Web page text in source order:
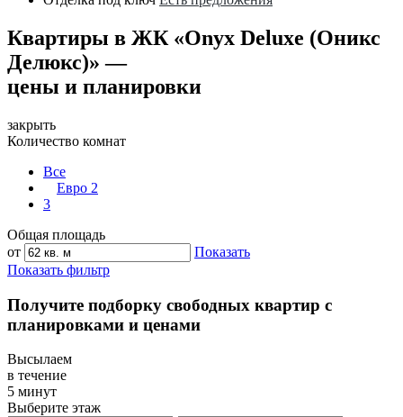
Квартиры в ЖК «Onyx Deluxe (Оникс
Делюкс)» —
цены и планировки
закрыть
Количество комнат
Все
Евро 2
3
Общая площадь
от
Показать
Показать фильтр
Получите подборку свободных квартир с
планировками и ценами
Высылаем
в течение
5 минут
Выберите этаж